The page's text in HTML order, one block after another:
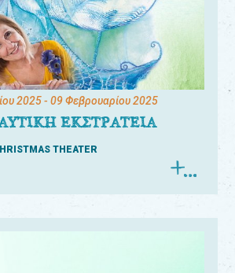
2025- 09 Φεβρουαρίου 2025
ΕΚΣΤΡΑΤΕΙΑ
THEATER